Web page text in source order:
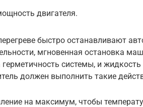
двигателя.
быстро останавливают
мгновенная остановка
системы, и
должен выполнить такие
на максимум, чтобы